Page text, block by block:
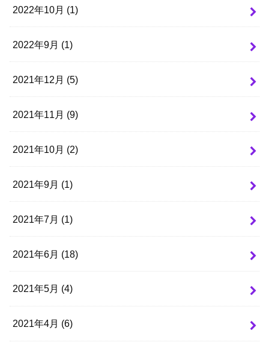
2022年10月 (1)
2022年9月 (1)
2021年12月 (5)
2021年11月 (9)
2021年10月 (2)
2021年9月 (1)
2021年7月 (1)
2021年6月 (18)
2021年5月 (4)
2021年4月 (6)